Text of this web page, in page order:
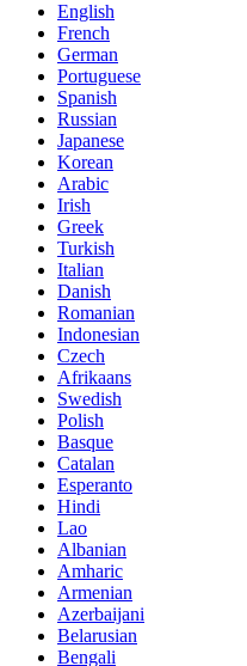
English
French
German
Portuguese
Spanish
Russian
Japanese
Korean
Arabic
Irish
Greek
Turkish
Italian
Danish
Romanian
Indonesian
Czech
Afrikaans
Swedish
Polish
Basque
Catalan
Esperanto
Hindi
Lao
Albanian
Amharic
Armenian
Azerbaijani
Belarusian
Bengali